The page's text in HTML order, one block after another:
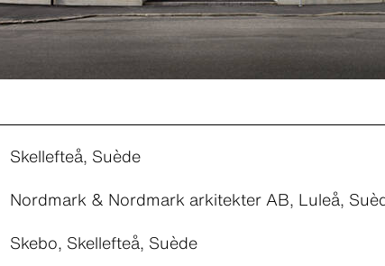
Skellefteå, Suède
Nordmark & Nordmark arkitekter AB, Luleå,
Skebo, Skellefteå, Suède